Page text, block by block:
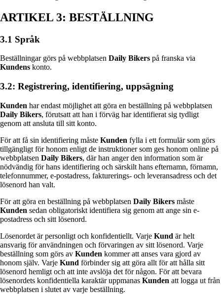
ARTIKEL 3: BESTÄLLNING
3.1 Språk
Beställningar görs på webbplatsen Daily Bikers på franska via
Kundens konto.
3.2: Registrering, identifiering, uppsägning
Kunden har endast möjlighet att göra en beställning på webbplatsen
Daily Bikers, förutsatt att han i förväg har identifierat sig tydligt
genom att ansluta till sitt konto.
För att få sin identifiering måste Kunden fylla i ett formulär som görs
tillgängligt för honom enligt de instruktioner som ges honom online på
webbplatsen Daily Bikers, där han anger den information som är
nödvändig för hans identifiering och särskilt hans efternamn, förnamn,
telefonnummer, e-postadress, fakturerings- och leveransadress och det
lösenord han valt.
För att göra en beställning på webbplatsen Daily Bikers måste
Kunden sedan obligatoriskt identifiera sig genom att ange sin e-
postadress och sitt lösenord.
Lösenordet är personligt och konfidentiellt. Varje Kund är helt
ansvarig för användningen och förvaringen av sitt lösenord. Varje
beställning som görs av Kunden kommer att anses vara gjord av
honom själv. Varje Kund förbinder sig att göra allt för att hålla sitt
lösenord hemligt och att inte avslöja det för någon. För att bevara
lösenordets konfidentiella karaktär uppmanas Kunden att logga ut från
webbplatsen i slutet av varje beställning.